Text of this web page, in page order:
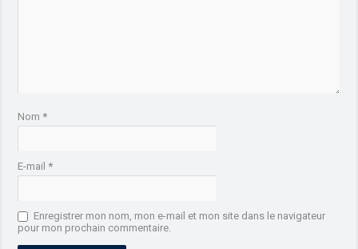
Nom*
E-mail*
Enregistrer mon nom, mon e-mail et mon site dans le navigateur
pour mon prochain commentaire.